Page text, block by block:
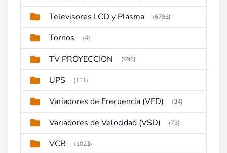
Televisores LCD y Plasma (6786)
Tornos (4)
TV PROYECCION (996)
UPS (131)
Variadores de Frecuencia (VFD) (34)
Variadores de Velocidad (VSD) (73)
VCR (1023)